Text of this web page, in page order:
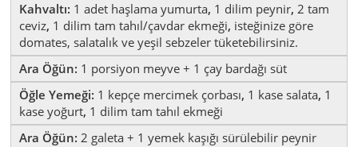
Kahvaltı: 1 adet haşlama yumurta, 1 dilim peynir, 2 tam
ceviz, 1 dilim tam tahıl/çavdar ekmeği, isteğinize göre
domates, salatalık ve yeşil sebzeler tüketebilirsiniz.
Ara Öğün: 1 porsiyon meyve + 1 çay bardağı süt
Öğle Yemeği: 1 kepçe mercimek çorbası, 1 kase salata, 1
kase yoğurt, 1 dilim tam tahıl ekmeği
Ara Öğün: 2 galeta + 1 yemek kaşığı sürülebilir peynir